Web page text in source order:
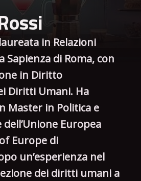
in Relazioni
Sapienza di Roma, con
in Diritto
Diritti Umani. Ha
Master in Politica e
Europea
Europe di
un’esperienza nel
dei diritti umani a